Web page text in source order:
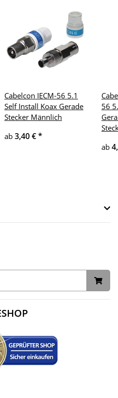
Cabelcon IECM-56 5.1
Self Install Koax Gerade
Stecker Männlich
ab 3,40 €*
56
ab